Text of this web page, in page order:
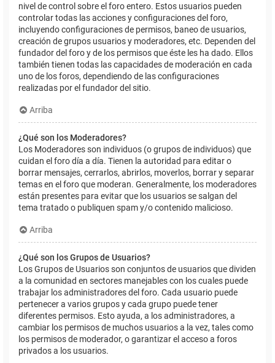
nivel de control sobre el foro entero. Estos usuarios pueden
controlar todas las acciones y configuraciones del foro,
incluyendo configuraciones de permisos, baneo de usuarios,
creación de grupos usuarios y moderadores, etc. Dependen del
fundador del foro y de los permisos que éste les ha dado. Ellos
también tienen todas las capacidades de moderación en cada
uno de los foros, dependiendo de las configuraciones
realizadas por el fundador del sitio.
Arriba
¿Qué son los Moderadores?
Los Moderadores son individuos (o grupos de individuos) que
cuidan el foro día a día. Tienen la autoridad para editar o
borrar mensajes, cerrarlos, abrirlos, moverlos, borrar y separar
temas en el foro que moderan. Generalmente, los moderadores
están presentes para evitar que los usuarios se salgan del
tema tratado o publiquen spam y/o contenido malicioso.
Arriba
¿Qué son los Grupos de Usuarios?
Los Grupos de Usuarios son conjuntos de usuarios que dividen
a la comunidad en sectores manejables con los cuales puede
trabajar los administradores del foro. Cada usuario puede
pertenecer a varios grupos y cada grupo puede tener
diferentes permisos. Esto ayuda, a los administradores, a
cambiar los permisos de muchos usuarios a la vez, tales como
los permisos de moderador, o garantizar el acceso a foros
privados a los usuarios.